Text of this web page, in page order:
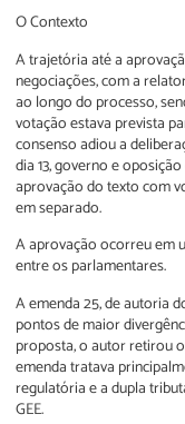
O Contexto
A trajetória até a
negociações, com a
ao longo do processo,
votação estava prevista
consenso adiou a
dia 13, governo e
aprovação do texto com
em separado.
A aprovação ocorreu em
entre os parlamentares.
A emenda 25, de autoria
pontos de maior
proposta, o autor retirou
emenda tratava
regulatória e a dupla
GEE.